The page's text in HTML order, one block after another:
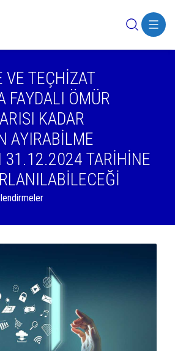
VE TEÇHİZAT
FAYDALI ÖMÜR
KADAR
AYIRABİLME
31.12.2024 TARİHİNE